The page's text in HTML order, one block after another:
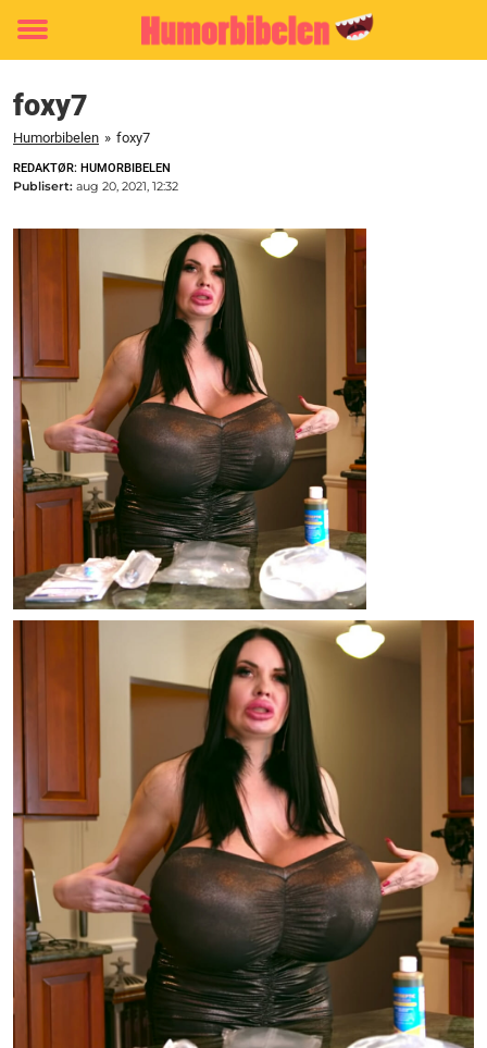
Toggle
foxy7
Humorbibelen » foxy7
REDAKTØR: HUMORBIBELEN
Publisert: aug 20, 2021, 12:32